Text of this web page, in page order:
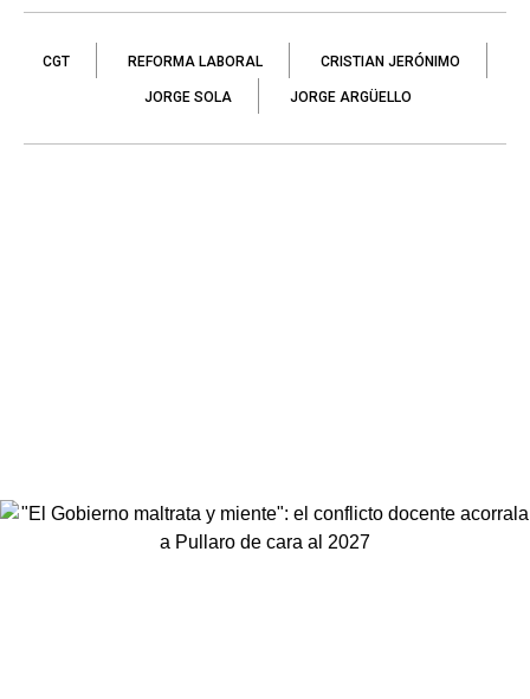
CGT REFORMA LABORAL CRISTIAN JERÓNIMO
JORGE SOLA JORGE ARGÜELLO